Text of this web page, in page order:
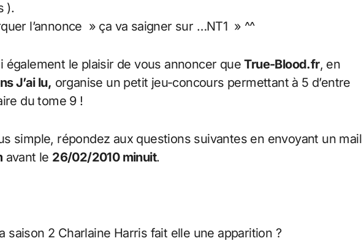
).
l’annonce » ça va saigner sur …NT1 » ^^
également le plaisir de vous annoncer queTrue-Blood.fr, en
J’ai lu, organise un petit jeu-concours permettant à 5 d’entre
du tome 9 !
simple, répondez aux questions suivantes en envoyant un mail
avant le 26/02/2010 minuit.
saison 2 Charlaine Harris fait elle une apparition ?